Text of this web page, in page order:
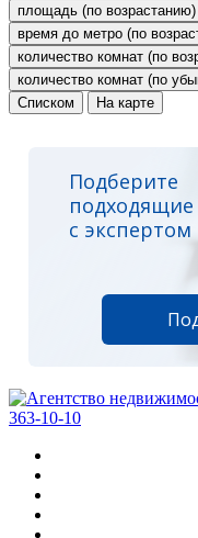
площадь (по возрастанию)
время до метро (по
количество комнат (по
количество комнат (по
Списком
На карте
Подберите
с экспертом
363-10-10